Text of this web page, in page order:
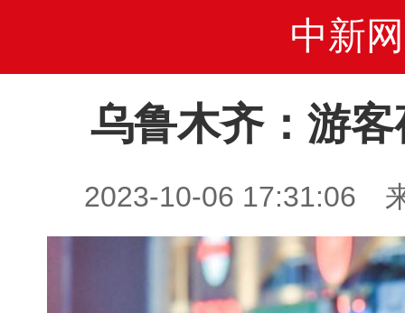
中新网
乌鲁木齐：游
2023-10-06 17:31:06